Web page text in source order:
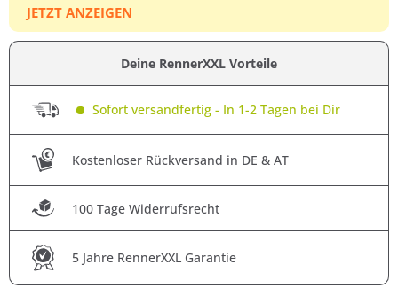
JETZT ANZEIGEN
Deine RennerXXL Vorteile
Sofort versandfertig - In 1-2 Tagen bei Dir
Kostenloser Rückversand in DE & AT
100 Tage Widerrufsrecht
5 Jahre RennerXXL Garantie